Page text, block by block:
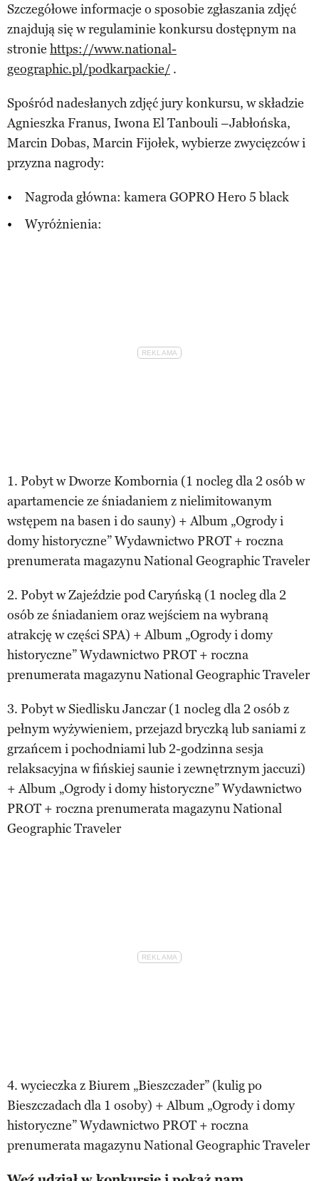
Szczegółowe informacje o sposobie zgłaszania zdjęć
znajdują się w regulaminie konkursu dostępnym na
stronie https://www.national-
geographic.pl/podkarpackie/ .
Spośród nadesłanych zdjęć jury konkursu, w składzie
Agnieszka Franus, Iwona El Tanbouli –Jabłońska,
Marcin Dobas, Marcin Fijołek, wybierze zwycięzców i
przyzna nagrody:
Nagroda główna: kamera GOPRO Hero 5 black
Wyróżnienia:
1. Pobyt w Dworze Kombornia (1 nocleg dla 2 osób w
apartamencie ze śniadaniem z nielimitowanym
wstępem na basen i do sauny) + Album „Ogrody i
domy historyczne” Wydawnictwo PROT + roczna
prenumerata magazynu National Geographic Traveler
2. Pobyt w Zajeździe pod Caryńską (1 nocleg dla 2
osób ze śniadaniem oraz wejściem na wybraną
atrakcję w części SPA) + Album „Ogrody i domy
historyczne” Wydawnictwo PROT + roczna
prenumerata magazynu National Geographic Traveler
3. Pobyt w Siedlisku Janczar (1 nocleg dla 2 osób z
pełnym wyżywieniem, przejazd bryczką lub saniami z
grzańcem i pochodniami lub 2-godzinna sesja
relaksacyjna w fińskiej saunie i zewnętrznym jaccuzi)
+ Album „Ogrody i domy historyczne” Wydawnictwo
PROT + roczna prenumerata magazynu National
Geographic Traveler
4. wycieczka z Biurem „Bieszczader” (kulig po
Bieszczadach dla 1 osoby) + Album „Ogrody i domy
historyczne” Wydawnictwo PROT + roczna
prenumerata magazynu National Geographic Traveler